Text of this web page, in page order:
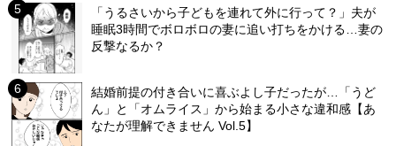
「うるさいから子どもを連れて外に行って？」夫が
睡眠3時間でボロボロの妻に追い打ちをかける…妻の
反撃なるか？
結婚前提の付き合いに喜ぶよし子だったが…「うど
ん」と「オムライス」から始まる小さな違和感【あ
なたが理解できません Vol.5】